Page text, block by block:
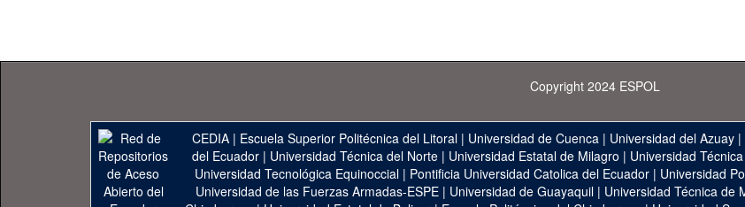
Copyright 2024 ESPOL
CEDIA | Escuela Superior Politécnica del Litoral | Universidad de Cuenca | Universidad del Azuay |
del Ecuador| Universidad Técnica del Norte| Universidad Estatal de Milagro | Universidad
Universidad Tecnológica Equinoccial| Pontificia Universidad Catolica del Ecuador| Universidad
Universidad de las Fuerzas Armadas-ESPE | Universidad de Guayaquil | Universidad Técnica de